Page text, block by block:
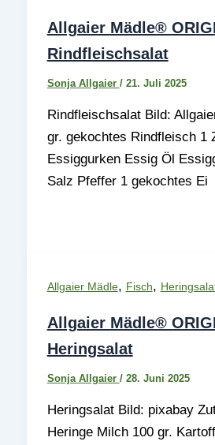
Allgaier Mädle®
Rindfleischsalat
Sonja Allgaier / 21. Juli 2025
Rindfleischsalat Bild:
gr. gekochtes Rindfleisch 1
Essiggurken Essig Öl
Salz Pfeffer 1 gekochtes Ei
Allgaier Mädle, Fisch,
Allgaier Mädle®
Heringsalat
Sonja Allgaier / 28. Juni 2025
Heringsalat Bild: pixabay
Heringe Milch 100 gr.